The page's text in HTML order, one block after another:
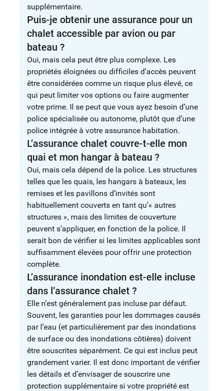
supplémentaire.
Puis-je obtenir une assurance pour un
chalet accessible par avion ou par
bateau ?
Oui, mais cela peut être plus complexe. Les
propriétés éloignées ou difficiles d’accès peuvent
être considérées comme un risque plus élevé, ce
qui peut limiter vos options ou faire augmenter
votre prime. Il se peut que vous ayez besoin d’une
police spécialisée ou autonome, plutôt que d’une
police intégrée à votre assurance habitation.
L’assurance chalet couvre-t-elle mon
quai et mon hangar à bateau ?
Oui, mais cela dépend de la police. Les structures
telles que les quais, les hangars à bateaux, les
remises et les pavillons d’invités sont
habituellement couverts en tant qu’« autres
structures », mais des limites de couverture
peuvent s’appliquer, en fonction de la police. Il
serait bon de vérifier si les limites applicables sont
suffisamment élevées pour offrir une protection
complète.
L’assurance inondation est-elle incluse
dans l’assurance chalet ?
Elle n’est généralement pas incluse par défaut.
Souvent, les garanties pour les dommages causés
par l’eau (et particulièrement par des inondations
de surface ou des inondations côtières) doivent
être souscrites séparément. Ce qui est inclus peut
grandement varier. Il est donc important de vérifier
les détails et d’envisager de souscrire une
protection supplémentaire si votre propriété est